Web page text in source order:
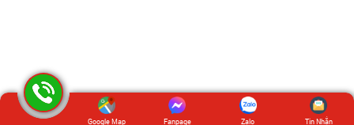
Google Map Fanpage Zalo Tin Nhắn